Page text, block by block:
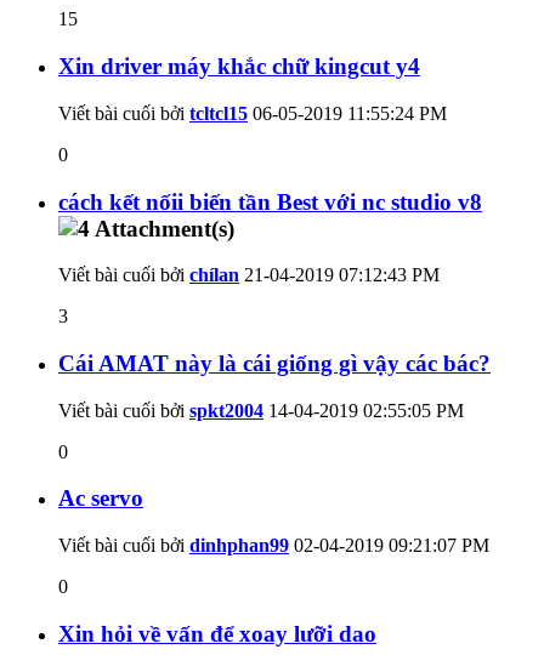
15
Xin driver máy khắc chữ kingcut y4
Viết bài cuối bởi tcltcl15 06-05-2019 11:55:24 PM
0
cách kết nốii biến tần Best với nc studio v8
Viết bài cuối bởi chílan 21-04-2019 07:12:43 PM
3
Cái AMAT này là cái giống gì vậy các bác?
Viết bài cuối bởi spkt2004 14-04-2019 02:55:05 PM
0
Ac servo
Viết bài cuối bởi dinhphan99 02-04-2019 09:21:07 PM
0
Xin hỏi về vấn để xoay lưỡi dao